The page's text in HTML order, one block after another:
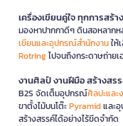
เครื่องเขียนคู่ใจ ทุกการสร้า
มองหาปากกาดีๆ ดินสอหลาก
เขียนและอุปกรณ์สำนักงานให้
Rotringไปจนถึงกระดาษถ่ายเ
งานศิลป์ งานฝีมือ สร้างสร
B2S จัดเต็มอุปกรณ์ศิลปะและ
ขาตั้งไม้บนโต๊ะPyramidและ
สร้างสรรค์ได้อย่างไร้ขีดจำกัด